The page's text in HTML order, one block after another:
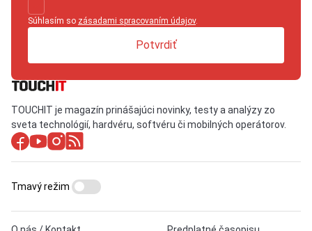
Súhlasím so zásadami spracovaním údajov.
Potvrdiť
TOUCHIT je magazín prinášajúci novinky, testy a analýzy zo
sveta technológií, hardvéru, softvéru či mobilných operátorov.
Tmavý režim